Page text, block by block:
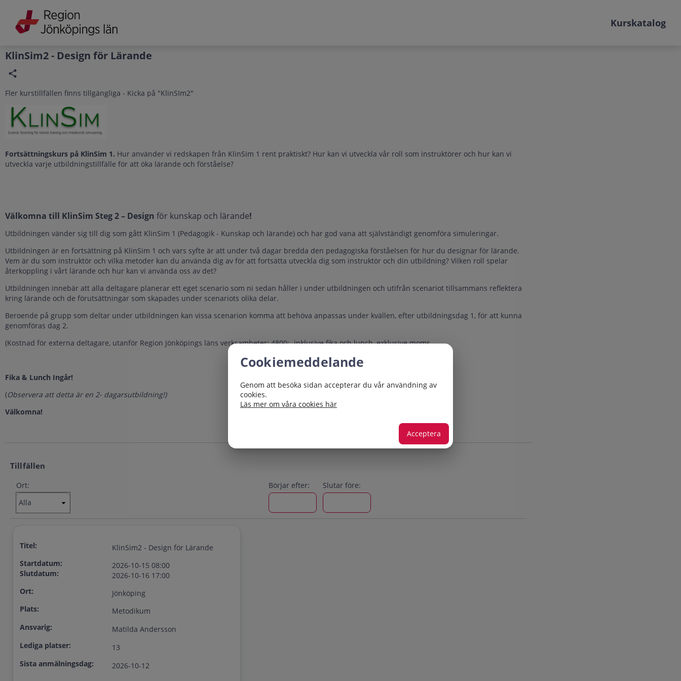
Grade
Portal
Kurskatalog
KlinSim2 - Design för Lärande
Fler kurstillfällen finns tillgängliga - Kicka på "KlinSIm2"
Fortsättningskurs på KlinSim 1. Hur använder vi redskapen från KlinSim 1 rent praktiskt? Hur kan vi utveckla vår roll som instruktörer och hur kan vi
utveckla varje utbildningstillfälle för att öka lärande och förståelse?
Välkomna till KlinSim Steg 2 – Design för kunskap och lärande!
Utbildningen vänder sig till dig som gått KlinSim 1 (Pedagogik - Kunskap och lärande) och har god vana att självständigt genomföra simuleringar.
Utbildningen är en fortsättning på KlinSim 1 och vars syfte är att under två dagar bredda den pedagogiska förståelsen för hur du designar för lärande.
Vem är du som instruktör och vilka metoder kan du använda dig av för att fortsätta utveckla dig som instruktör och din utbildning? Vilken roll spelar
återkoppling i vårt lärande och hur kan vi använda oss av det?
Utbildningen innebär att alla deltagare planerar ett eget scenario som ni sedan håller i under utbildningen och utifrån scenariot tillsammans reflektera
kring lärande och de förutsättningar som skapades under scenariots olika delar.
Beroende på grupp som deltar under utbildningen kan vissa scenarion komma att behöva anpassas under kvällen, efter utbildningsdag 1, för att kunna
genomföras dag 2.
(Kostnad för externa deltagare, utanför Region Jönköpings läns verksamheter: 4800:- inklusive fika och lunch, exklusive moms
Fika & Lunch Ingår!
(Observera att detta är en 2- dagarsutbildning!)
Välkomna!
Tillfällen
Ort: Börjar efter: Slutar före:
Titel:
KlinSim2 - Design för Lärande
Startdatum:
Slutdatum:
2026-10-15 08:00
2026-10-16 17:00
Ort:
Jönköping
Plats:
Metodikum
Ansvarig:
Matilda Andersson
Lediga platser:
13
Sista anmälningsdag:
2026-10-12
Cookiemeddelande
Genom att besöka sidan accepterar du vår användning av
cookies.
Läs mer om våra cookies här
Acceptera